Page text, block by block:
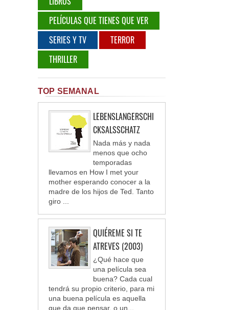
PELÍCULAS QUE TIENES QUE VER
SERIES Y TV
TERROR
THRILLER
TOP SEMANAL
LEBENSLANGERSCHI
CKSALSSCHATZ
Nada más y nada
menos que ocho
temporadas
llevamos en How I met your
mother esperando conocer a la
madre de los hijos de Ted. Tanto
giro ...
QUIÉREME SI TE
ATREVES (2003)
¿Qué hace que
una película sea
buena? Cada cual
tendrá su propio criterio, para mi
una buena película es aquella
que da que pensar, o un...